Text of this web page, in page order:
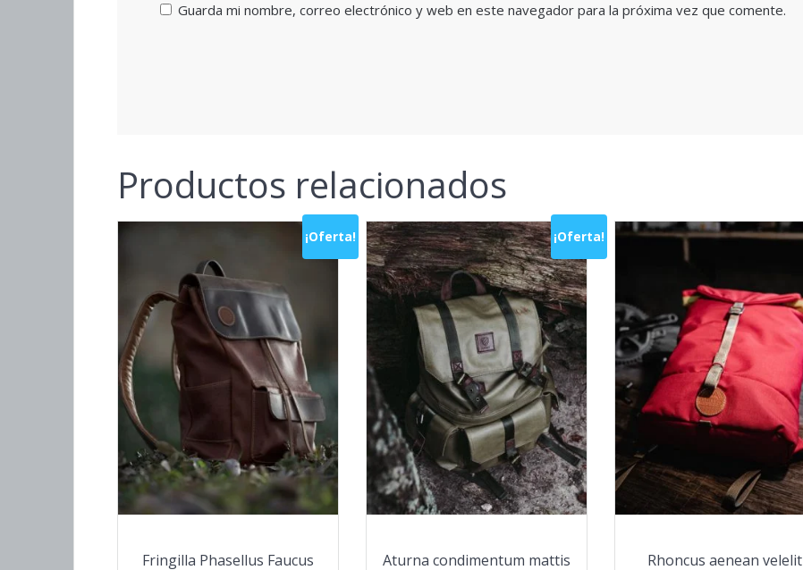
Guarda mi nombre, correo electrónico y web en este navegador para la próxima vez que comente.
Productos relacionados
¡Oferta!
Fringilla Phasellus Faucus
¡Oferta!
Aturna condimentum mattis
Rhoncus aenean velelit